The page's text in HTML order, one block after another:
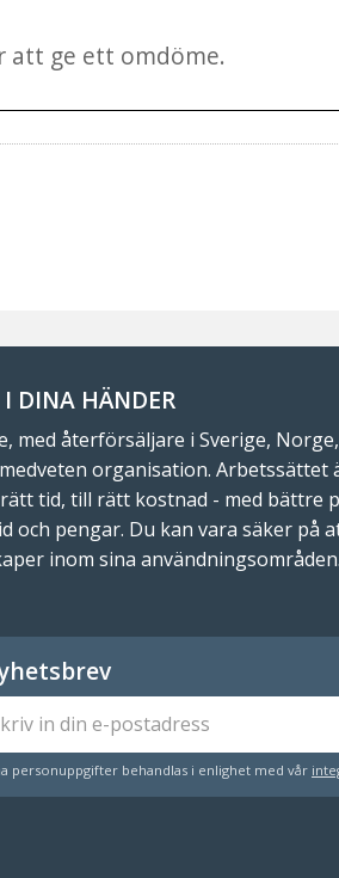
I DINA HÄNDER
med återförsäljare i Sverige,
organisation.
tid, till rätt kostnad - med bättre
pengar. Du kan vara säker på
inom sina användningsområden.
personuppgifter behandlas i enlighet med vår